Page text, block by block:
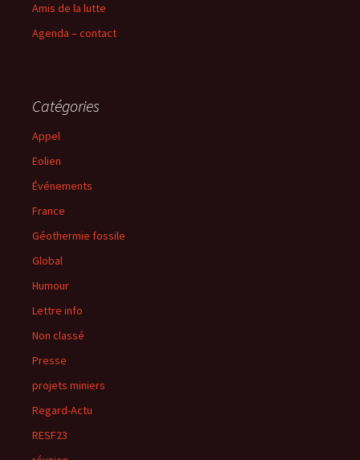
Amis de la lutte
Agenda – contact
Catégories
Appel
Eolien
Événements
France
Géothermie fossile
Global
Humour
Lettre info
Non classé
Presse
projets miniers
Regard-Actu
RESF23